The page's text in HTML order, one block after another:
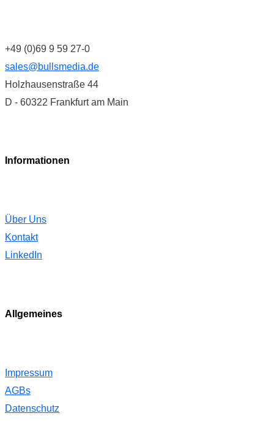
+49 (0)69 9 59 27-0
sales@bullsmedia.de
Holzhausenstraße 44
D - 60322 Frankfurt am Main
Informationen
Über Uns
Kontakt
LinkedIn
Allgemeines
Impressum
AGBs
Datenschutz